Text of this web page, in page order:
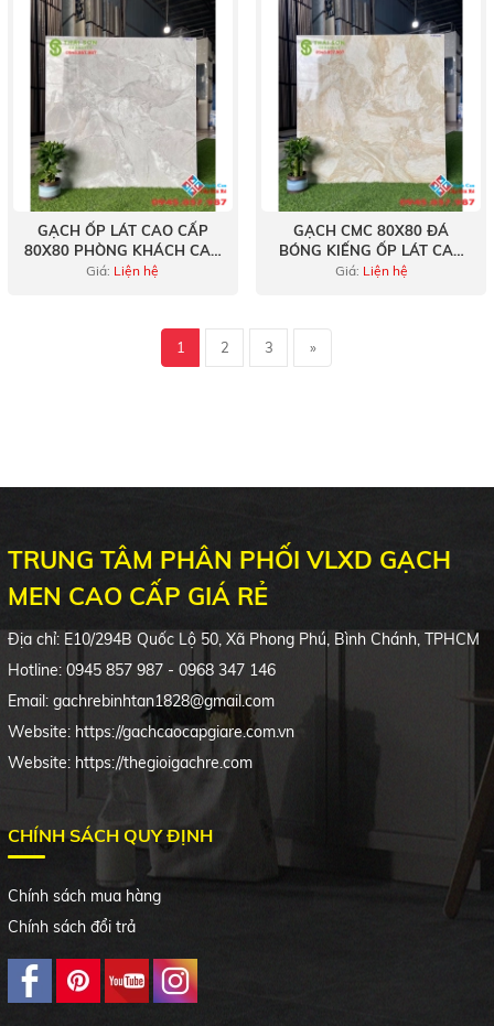
GẠCH ỐP LÁT CAO CẤP
80X80 PHÒNG KHÁCH CAO
CẤP Q5
Giá: Liện hệ
GẠCH CMC 80X80 ĐÁ
BÓNG KIẾNG ỐP LÁT CAO
CẤP Q4
Giá: Liện hệ
1 2 3 »
TRUNG TÂM PHÂN PHỐI VLXD GẠCH
MEN CAO CẤP GIÁ RẺ
Địa chỉ: E10/294B Quốc Lộ 50, Xã Phong Phú, Bình Chánh, TPHCM
Hotline: 0945 857 987 - 0968 347 146
Email: gachrebinhtan1828@gmail.com
Website: https://gachcaocapgiare.com.vn
Website: https://thegioigachre.com
CHÍNH SÁCH QUY ĐỊNH
Chính sách mua hàng
Chính sách đổi trả